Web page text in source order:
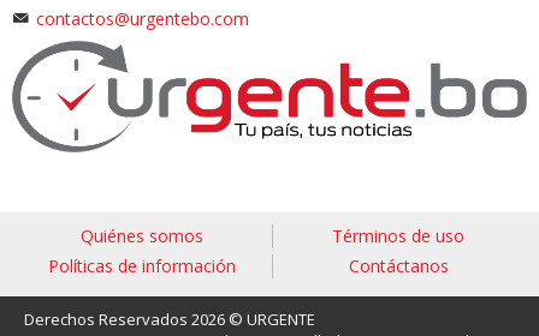
contactos@urgentebo.com
Quiénes somos
Términos de uso
Políticas de información
Contáctanos
Derechos Reservados 2026 © URGENTE